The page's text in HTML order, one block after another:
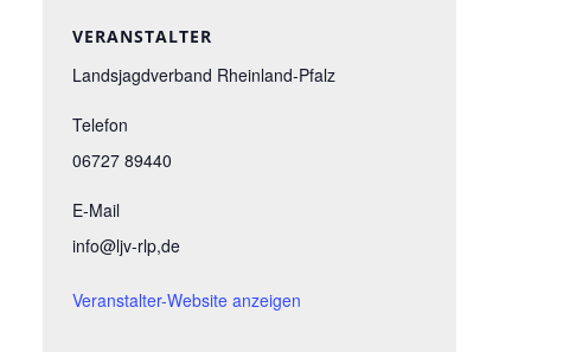
VERANSTALTER
Landsjagdverband Rheinland-Pfalz
Telefon
06727 89440
E-Mail
info@ljv-rlp,de
Veranstalter-Website anzeigen